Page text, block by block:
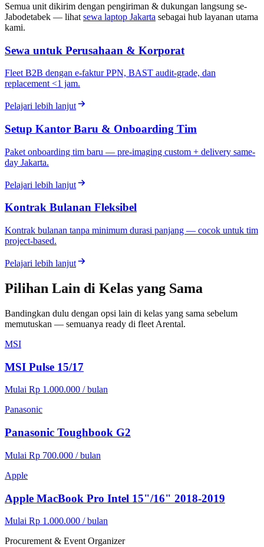
Semua unit dikirim dengan pengiriman & dukungan langsung se-
Jabodetabek — lihat sewa laptop Jakarta sebagai hub layanan utama
kami.
Sewa untuk Perusahaan & Korporat
Fleet B2B dengan e-faktur PPN, BAST audit-grade, dan
replacement <1 jam.
Pelajari lebih lanjut
Setup Kantor Baru & Onboarding Tim
Paket onboarding tim baru — pre-imaging custom + delivery same-
day Jakarta.
Pelajari lebih lanjut
Kontrak Bulanan Fleksibel
Kontrak bulanan tanpa minimum durasi panjang — cocok untuk tim
project-based.
Pelajari lebih lanjut
Pilihan Lain di Kelas yang Sama
Bandingkan dulu dengan opsi lain di kelas yang sama sebelum
memutuskan — semuanya ready di fleet Arental.
MSI
MSI Pulse 15/17
Mulai Rp 1.000.000 / bulan
Panasonic
Panasonic Toughbook G2
Mulai Rp 700.000 / bulan
Apple
Apple MacBook Pro Intel 15"/16" 2018-2019
Mulai Rp 1.000.000 / bulan
Procurement & Event Organizer